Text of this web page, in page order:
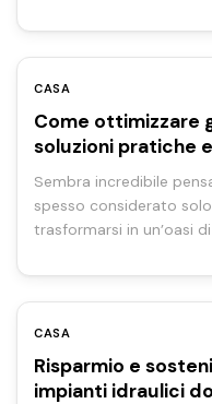
CASA
Come ottimizzare
soluzioni pratiche
Sembra incredibile
spesso considerato
trasformarsi in un’oasi
CASA
Risparmio e
impianti idraulici